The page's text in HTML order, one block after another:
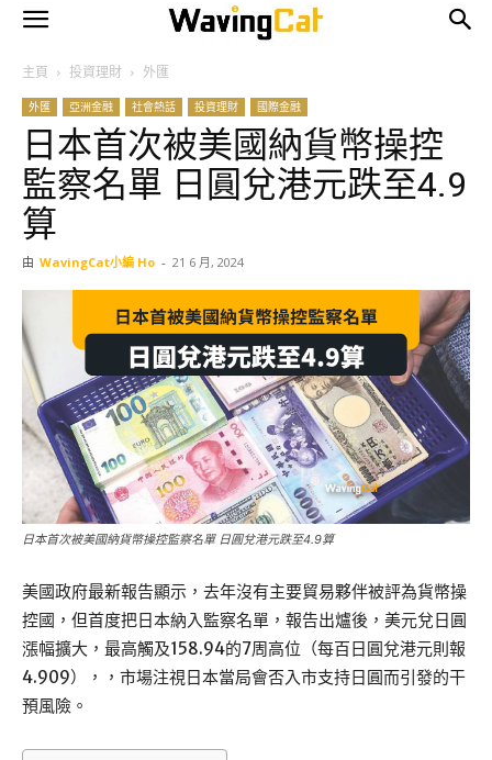
主頁 投資理財 外匯
外匯 亞洲金融 社會熱話 投資理財 國際金融
日本首次被美國納貨幣操控
監察名單 日圓兌港元跌至4.9
算
由 WavingCat小編 Ho - 21 6 月, 2024
日本首次被美國納貨幣操控監察名單 日圓兌港元跌至4.9算
美國政府最新報告顯示，去年沒有主要貿易夥伴被評為貨幣操
控國，但首度把日本納入監察名單，報告出爐後，美元兌日圓
漲幅擴大，最高觸及158.94的7周高位（每百日圓兌港元則報
4.909），，市場注視日本當局會否入市支持日圓而引發的干
預風險。